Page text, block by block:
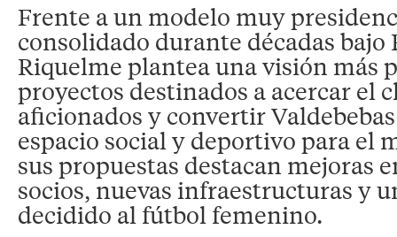
Frente a un modelo muy
consolidado durante décadas bajo
Riquelme plantea una visión más
proyectos destinados a acercar el
aficionados y convertir
espacio social y deportivo para el
sus propuestas destacan mejoras
socios, nuevas infraestructuras y
decidido al fútbol femenino.